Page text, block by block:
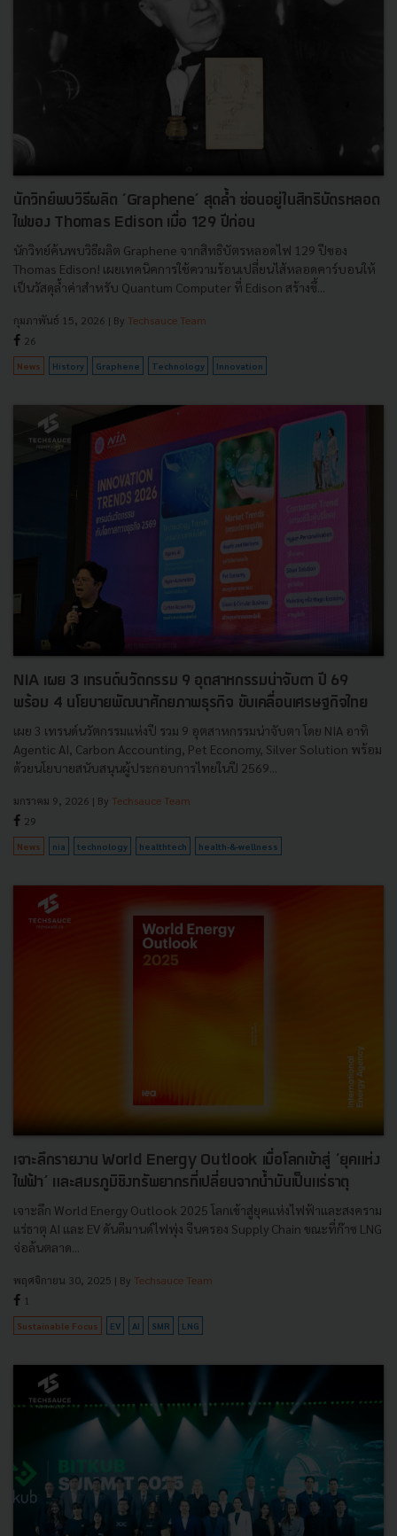
นักวิทย์พบวิธีผลิต ‘Graphene’ สุดล้ำ ซ่อนอยู่ในสิทธิบัตรหลอด
ไฟของ Thomas Edison เมื่อ 129 ปีก่อน
นักวิทย์ค้นพบวิธีผลิต Graphene จากสิทธิบัตรหลอดไฟ 129 ปีของ
Thomas Edison! เผยเทคนิคการใช้ความร้อนเปลี่ยนไส้หลอดคาร์บอนให้
เป็นวัสดุล้ำค่าสำหรับ Quantum Computer ที่ Edison สร้างขึ้...
กุมภาพันธ์ 15, 2026 | By Techsauce Team
26
News History Graphene Technology Innovation
NIA เผย 3 เทรนด์นวัตกรรม 9 อุตสาหกรรมน่าจับตา ปี 69
พร้อม 4 นโยบายพัฒนาศักยภาพธุรกิจ ขับเคลื่อนเศรษฐกิจไทย
เผย 3 เทรนด์นวัตกรรมแห่งปี รวม 9 อุตสาหกรรมน่าจับตา โดย NIA อาทิ
Agentic AI, Carbon Accounting, Pet Economy, Silver Solution พร้อม
ด้วยนโยบายสนับสนุนผู้ประกอบการไทยในปี 2569...
มกราคม 9, 2026 | By Techsauce Team
29
News nia technology healthtech health-&-wellness
เจาะลึกรายงาน World Energy Outlook เมื่อโลกเข้าสู่ ‘ยุคแห่ง
ไฟฟ้า’ และสมรภูมิชิงทรัพยากรที่เปลี่ยนจากน้ำมันเป็นแร่ธาตุ
เจาะลึก World Energy Outlook 2025 โลกเข้าสู่ยุคแห่งไฟฟ้าและสงคราม
แร่ธาตุ AI และ EV ดันดีมานด์ไฟพุ่ง จีนครอง Supply Chain ขณะที่ก๊าซ LNG
จ่อล้นตลาด...
พฤศจิกายน 30, 2025 | By Techsauce Team
1
Sustainable Focus EV AI SMR LNG